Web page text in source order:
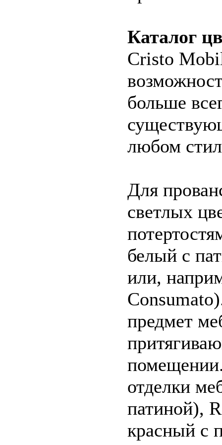
Каталог
Cristo
больше
любом
Для
светлых
белый с
или,
предмет
отделки
патиной),
красный с